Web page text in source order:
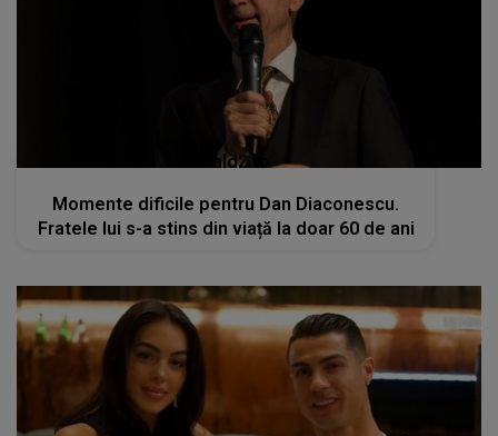
kanald2.ro
Momente dificile pentru Dan Diaconescu.
Fratele lui s-a stins din viață la doar 60 de ani